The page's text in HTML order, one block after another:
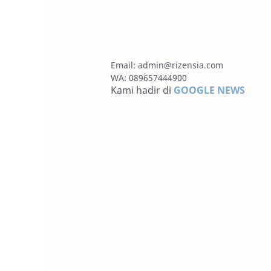
Email: admin@rizensia.com
WA: 089657444900
Kami hadir di GOOGLE NEWS